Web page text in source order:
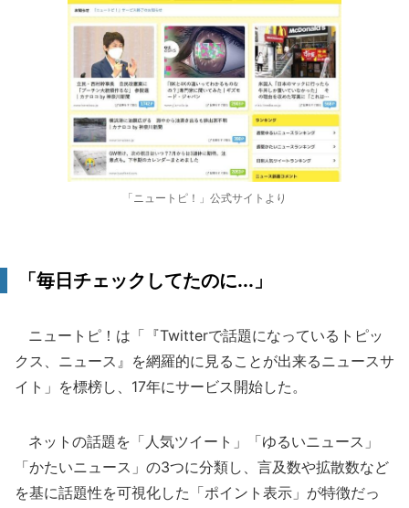
「ニュートピ！」公式サイトより
「毎日チェックしてたのに...」
ニュートピ！は「『Twitterで話題になっているトピッ
クス、ニュース』を網羅的に見ることが出来るニュースサ
イト」を標榜し、17年にサービス開始した。
ネットの話題を「人気ツイート」「ゆるいニュース」
「かたいニュース」の3つに分類し、言及数や拡散数など
を基に話題性を可視化した「ポイント表示」が特徴だっ